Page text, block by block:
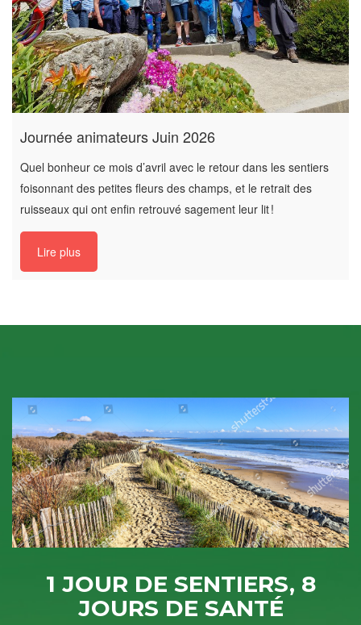
Journée animateurs Juin 2026
Quel bonheur ce mois d’avril avec le retour dans les sentiers
foisonnant des petites fleurs des champs, et le retrait des
ruisseaux qui ont enfin retrouvé sagement leur lit !
Lire plus
1 JOUR DE SENTIERS, 8
JOURS DE SANTÉ